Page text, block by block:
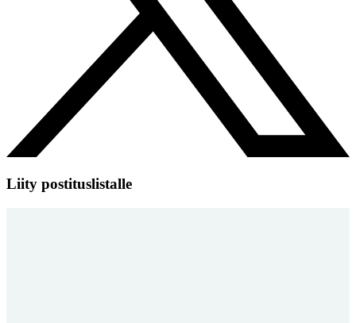
Liity postituslistalle